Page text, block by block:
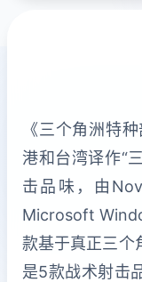
《三个角洲特
港和台湾译作“
击品味，由
Microsoft
款基于真正三个
是5款战术射击